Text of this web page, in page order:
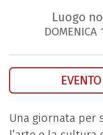
Luogo
DOMENICA
Una giornata per